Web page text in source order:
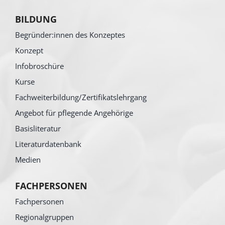
BILDUNG
Begründer:innen des Konzeptes
Konzept
Infobroschüre
Kurse
Fachweiterbildung/Zertifikatslehrgang
Angebot für pflegende Angehörige
Basisliteratur
Literaturdatenbank
Medien
FACHPERSONEN
Fachpersonen
Regionalgruppen